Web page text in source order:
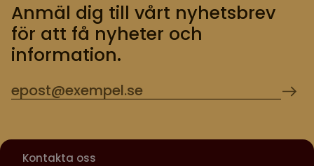
Anmäl dig till vårt nyhetsbrev
för att få nyheter och
information.
Kontakta oss